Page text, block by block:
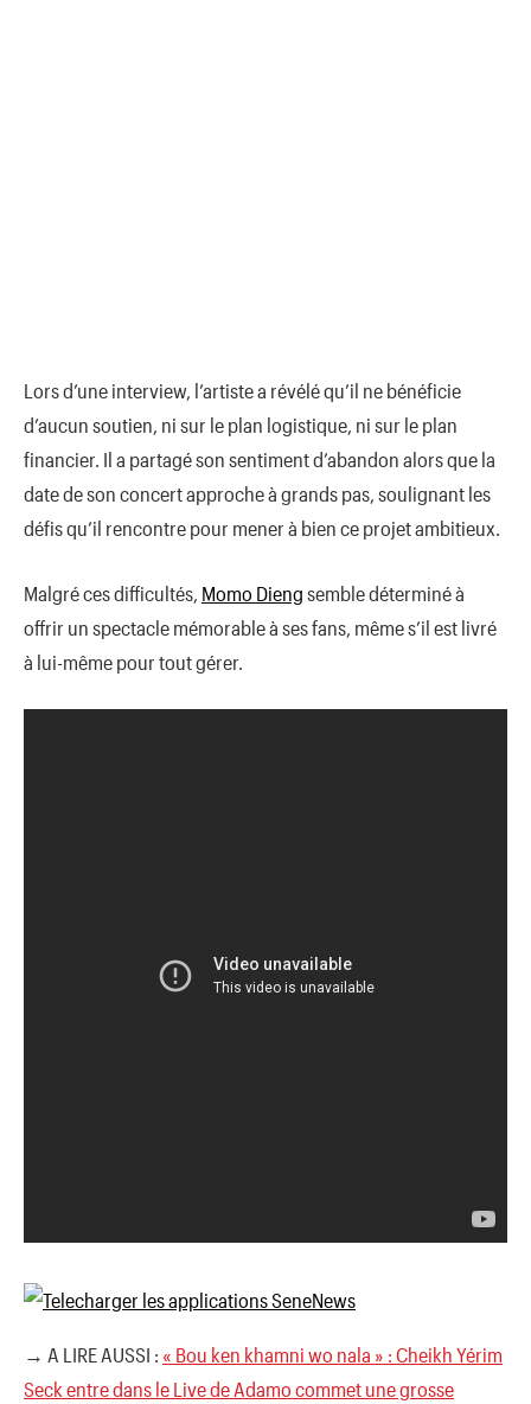
Lors d’une interview, l’artiste a révélé qu’il ne bénéficie
d’aucun soutien, ni sur le plan logistique, ni sur le plan
financier. Il a partagé son sentiment d’abandon alors que la
date de son concert approche à grands pas, soulignant les
défis qu’il rencontre pour mener à bien ce projet ambitieux.
Malgré ces difficultés, Momo Dieng semble déterminé à
offrir un spectacle mémorable à ses fans, même s’il est livré
à lui-même pour tout gérer.
→ A LIRE AUSSI : « Bou ken khamni wo nala » : Cheikh Yérim
Seck entre dans le Live de Adamo commet une grosse